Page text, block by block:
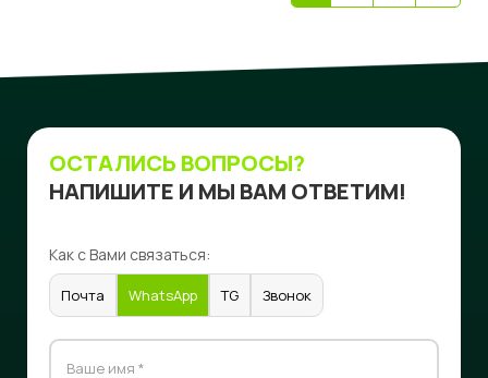
ОСТАЛИСЬ ВОПРОСЫ?
НАПИШИТЕ И МЫ ВАМ ОТВЕТИМ!
Как с Вами связаться:
Почта WhatsApp TG Звонок